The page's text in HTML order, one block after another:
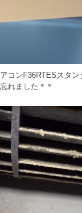
コンF36RTESスタ
れました＊＊